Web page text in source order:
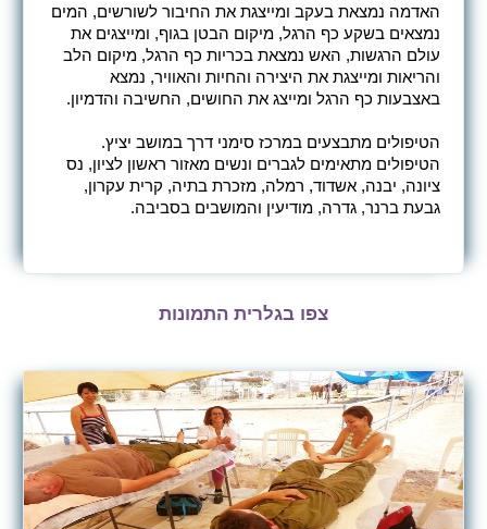
האדמה נמצאת בעקב ומייצגת את החיבור לשורשים, המים
נמצאים בשקע כף הרגל, מיקום הבטן בגוף, ומייצגים את
עולם הרגשות, האש נמצאת בכריות כף הרגל, מיקום הלב
והריאות ומייצגת את היצירה והחיות והאוויר, נמצא
באצבעות כף הרגל ומייצג את החושים, החשיבה והדמיון.
הטיפולים מתבצעים במרכז סימני דרך במושב יציץ.
הטיפולים מתאימים לגברים ונשים מאזור ראשון לציון, נס
ציונה, יבנה, אשדוד, רמלה, מזכרת בתיה, קרית עקרון,
גבעת ברנר, גדרה, מודיעין והמושבים בסביבה.
צפו בגלרית התמונות